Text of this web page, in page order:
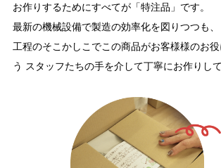
お作りするためにすべてが「特注品」です。
最新の機械設備で製造の効率化を図りつつも、
工程のそこかしこでこの商品がお客様様のお
う スタッフたちの手を介して丁寧にお作りして